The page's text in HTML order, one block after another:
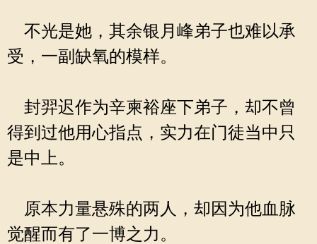
不光是她，其余银月峰弟子也难以承
受，一副缺氧的模样。
封羿迟作为辛柬裕座下弟子，却不曾
得到过他用心指点，实力在门徒当中只
是中上。
原本力量悬殊的两人，却因为他血脉
觉醒而有了一博之力。